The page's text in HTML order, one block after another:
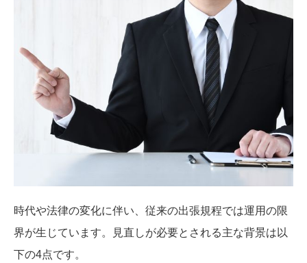
時代や法律の変化に伴い、従来の出張規程では運用の限
界が生じています。見直しが必要とされる主な背景は以
下の4点です。